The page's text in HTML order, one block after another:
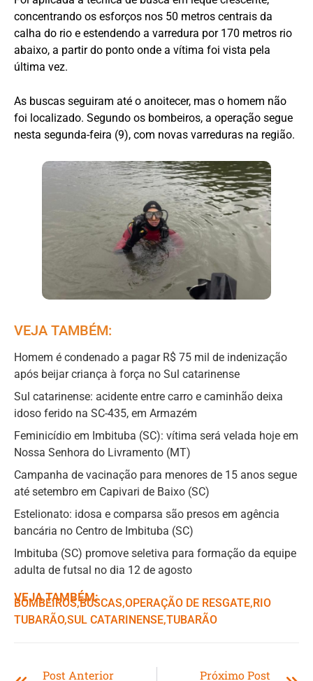
concentrando os esforços nos 50 metros centrais da
calha do rio e estendendo a varredura por 170 metros rio
abaixo, a partir do ponto onde a vítima foi vista pela
última vez.
As buscas seguiram até o anoitecer, mas o homem não
foi localizado. Segundo os bombeiros, a operação segue
nesta segunda-feira (9), com novas varreduras na região.
VEJA TAMBÉM:
Homem é condenado a pagar R$ 75 mil de indenização
após beijar criança à força no Sul catarinense
Sul catarinense: acidente entre carro e caminhão deixa
idoso ferido na SC-435, em Armazém
Feminicídio em Imbituba (SC): vítima será velada hoje em
Nossa Senhora do Livramento (MT)
Campanha de vacinação para menores de 15 anos segue
até setembro em Capivari de Baixo (SC)
Estelionato: idosa e comparsa são presos em agência
bancária no Centro de Imbituba (SC)
Imbituba (SC) promove seletiva para formação da equipe
adulta de futsal no dia 12 de agosto
VEJA TAMBÉM:
BOMBEIROS,ㅤBUSCAS,ㅤOPERAÇÃO DE RESGATE,ㅤRIO
TUBARÃO,ㅤSUL CATARINENSE,ㅤTUBARÃO
Post Anterior Próximo Post